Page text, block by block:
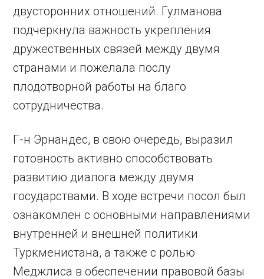
двусторонних отношений. Гулманова
подчеркнула важность укрепления
дружественных связей между двумя
странами и пожелала послу
плодотворной работы на благо
сотрудничества.
Г-н Эрнандес, в свою очередь, выразил
готовность активно способствовать
развитию диалога между двумя
государствами. В ходе встречи посол был
ознакомлен с основными направлениями
внутренней и внешней политики
Туркменистана, а также с ролью
Меджлиса в обеспечении правовой базы